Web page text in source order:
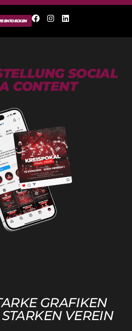
ENTDECKEN
SOCIAL
CONTENT
GRAFIKEN
VEREIN